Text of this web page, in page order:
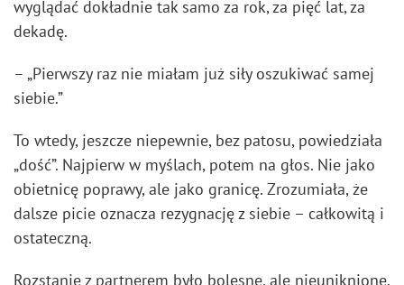
wyglądać dokładnie tak samo za rok, za pięć lat, za
dekadę.
– „Pierwszy raz nie miałam już siły oszukiwać samej
siebie.”
To wtedy, jeszcze niepewnie, bez patosu, powiedziała
„dość”. Najpierw w myślach, potem na głos. Nie jako
obietnicę poprawy, ale jako granicę. Zrozumiała, że
dalsze picie oznacza rezygnację z siebie – całkowitą i
ostateczną.
Rozstanie z partnerem było bolesne, ale nieuniknione.